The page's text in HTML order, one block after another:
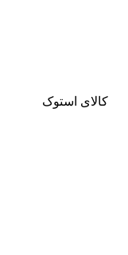
کالای استوک